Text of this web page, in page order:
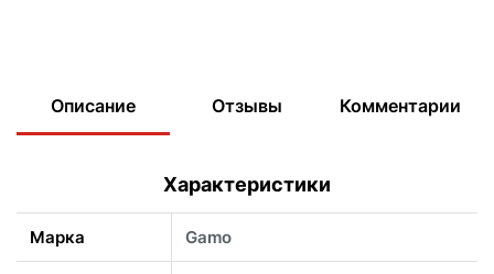
Описание Отзывы Комментарии
Характеристики
Марка Gamo